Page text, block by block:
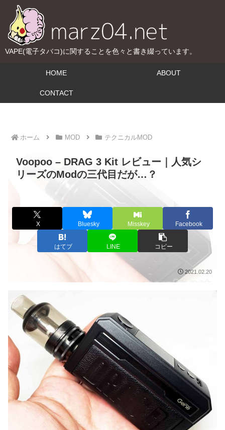
VAPE(電子タバコ)に関することを色々と書き綴っています。
HOME ABOUT
CONTACT
ホーム MOD テクニカルMOD
Voopoo – DRAG 3 Kit レビュー｜人気シ
リーズのModの三代目だが…？
X Bluesky Misskey Facebook
はてブ LINE コピー
2021.02.20